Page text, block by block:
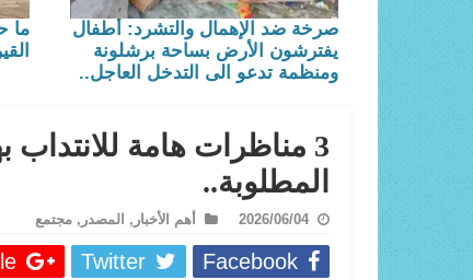
ما
صرخة ضد الإهمال والتشرد: أطفال
يفترشون الأرض بساحة برشلونة
ومنظمة تدعو الى التدخل العاجل..
3 مناظرات هامة
المطلوبة..
2026/06/04 أهم الأخبار , المصدر , مجتمع
Facebook
Twitter
+